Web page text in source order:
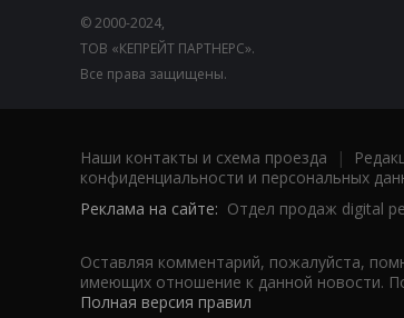
© 2000-2024,
ТОВ «КЕПРЕЙТ ПАРТНЕРС».
Все права защищены.
Наши контакты и схема проезда |
конфиденциальности и персональных
Реклама на сайте: Отдел продаж digital
Оставляя комментарий, пожалуйста,
имеющих отношение к данной новости.
Полная версия правил